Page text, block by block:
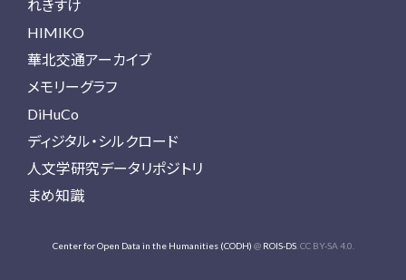
れきすけ
HIMIKO
華北交通アーカイブ
メモリーグラフ
DiHuCo
ディジタル・シルクロード
人文学研究データリポジトリ
まめ知識
Center for Open Data in the Humanities (CODH) @ ROIS-DS. CC BY-SA 4.0.